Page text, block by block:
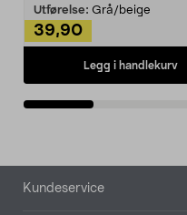
Utførelse: Grå/beige
39,90
Legg i handlekurv
Bunntekst
Kundeservice